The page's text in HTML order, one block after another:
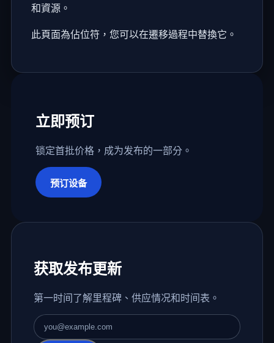
和資源。
此頁面為佔位符，您可以在遷移過程中替換它。
立即预订
锁定首批价格，成为发布的一部分。
预订设备
获取发布更新
第一时间了解里程碑、供应情况和时间表。